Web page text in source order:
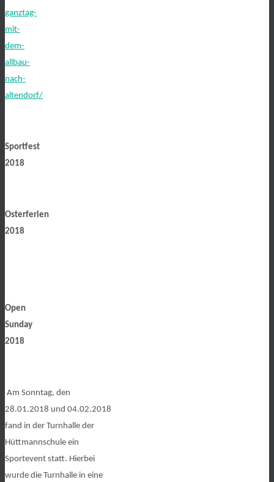
ganztag-
mit-
dem-
allbau-
nach-
altendorf/
Sportfest
2018
Osterferien
2018
Open
Sunday
2018
Am Sonntag, den
28.01.2018 und 04.02.2018
fand in der Turnhalle der
Hüttmannschule ein
Sportevent statt. Hierbei
wurde die Turnhalle in eine